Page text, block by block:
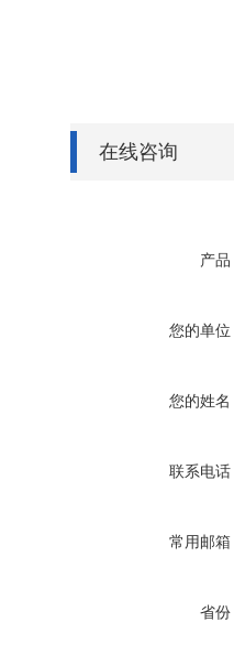
在线咨询
产品
您的单位
您的姓名
联系电话
常用邮箱
省份